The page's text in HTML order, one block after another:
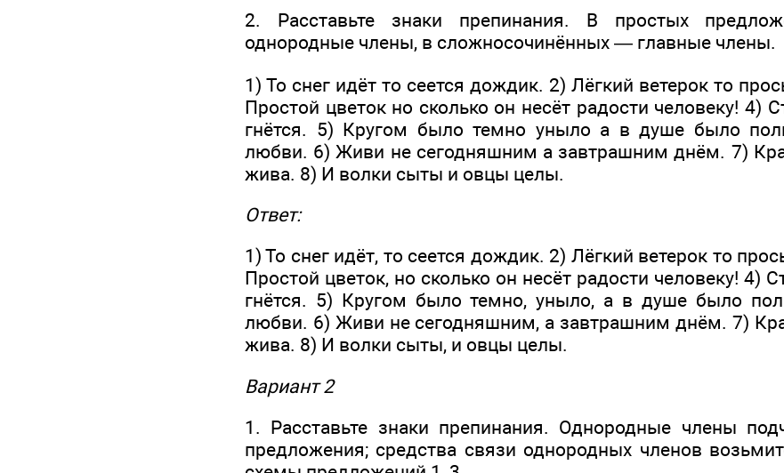
2. Расставьте знаки препинания. В простых
однородные члены, в сложносочинённых — главные члены.
1) То снег идёт то сеется дождик. 2) Лёгкий ветерок то
Простой цветок но сколько он несёт радости человеку! 4)
гнётся. 5) Кругом было темно уныло а в душе было
любви. 6) Живи не сегодняшним а завтрашним днём. 7)
жива. 8) И волки сыты и овцы целы.
Ответ:
1) То снег идёт, то сеется дождик. 2) Лёгкий ветерок то
Простой цветок, но сколько он несёт радости человеку! 4)
гнётся. 5) Кругом было темно, уныло, а в душе было
любви. 6) Живи не сегодняшним, а завтрашним днём. 7)
жива. 8) И волки сыты, и овцы целы.
Вариант 2
1. Расставьте знаки препинания. Однородные члены
предложения; средства связи однородных членов